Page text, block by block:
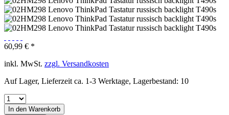
60,99 € *
inkl. MwSt. zzgl. Versandkosten
Auf Lager, Lieferzeit ca. 1-3 Werktage, Lagerbestand: 10
In den Warenkorb